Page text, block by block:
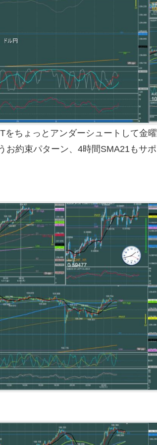
をちょっとアンダーシュートして金曜
お約束パターン、4時間SMA21もサポ